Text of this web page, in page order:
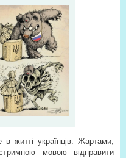
житті українців. Жартами,
мовою відправити